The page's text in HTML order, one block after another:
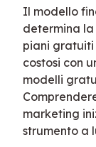
Il modello
determina
piani
costosi con
modelli
marketing
strumento a